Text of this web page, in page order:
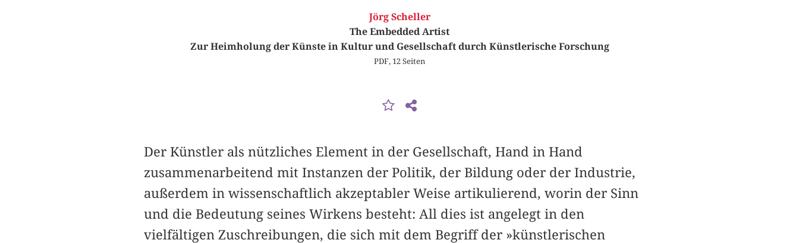
Jörg Scheller
The Embedded Artist
Zur Heimholung der Künste in Kultur und Gesellschaft durch Künstlerische Forschung
PDF, 12 Seiten
Der Künstler als nützliches Element in der Gesellschaft, Hand in Hand
zusammenarbeitend mit Instanzen der Politik, der Bildung oder der Industrie,
außerdem in wissenschaftlich akzeptabler Weise artikulierend, worin der Sinn
und die Bedeutung seines Wirkens besteht: All dies ist angelegt in den
vielfältigen Zuschreibungen, die sich mit dem Begriff der »künstlerischen